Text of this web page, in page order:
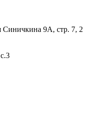
Синичкина 9А, стр. 7, 2